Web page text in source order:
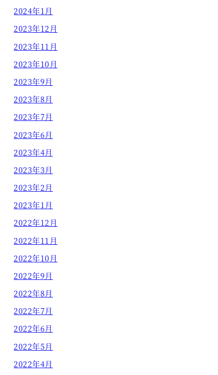
2024年1月
2023年12月
2023年11月
2023年10月
2023年9月
2023年8月
2023年7月
2023年6月
2023年4月
2023年3月
2023年2月
2023年1月
2022年12月
2022年11月
2022年10月
2022年9月
2022年8月
2022年7月
2022年6月
2022年5月
2022年4月